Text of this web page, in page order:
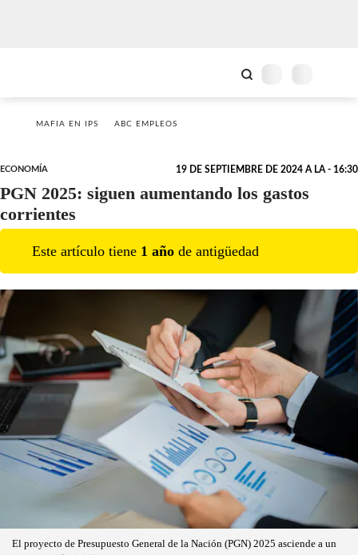
MAFIA EN IPS ABC EMPLEOS
ECONOMÍA 19 DE SEPTIEMBRE DE 2024 A LA - 16:30
PGN 2025: siguen aumentando los gastos
corrientes
Este artículo tiene 1 año de antigüedad
El proyecto de Presupuesto General de la Nación (PGN) 2025 asciende a un